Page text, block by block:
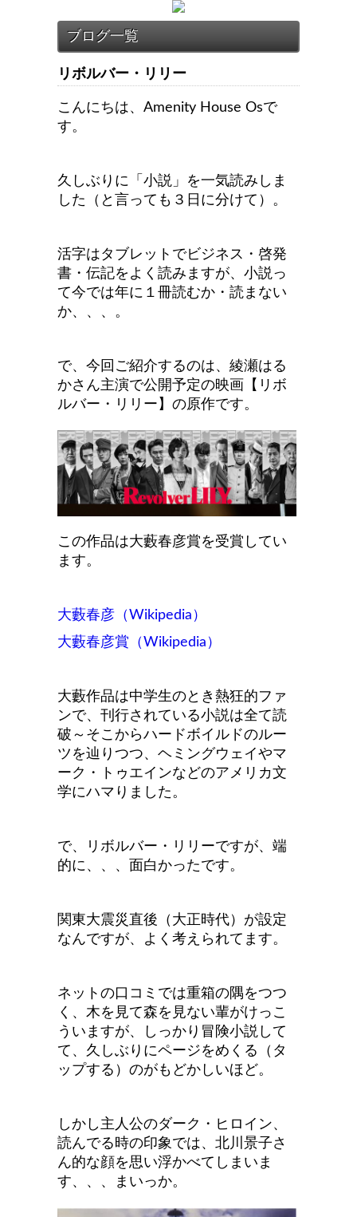
リボルバー・リリー
こんにちは、Amenity House Osで
す。
久しぶりに「小説」を一気読みしま
した（と言っても３日に分けて）。
活字はタブレットでビジネス・啓発
書・伝記をよく読みますが、小説っ
て今では年に１冊読むか・読まない
か、、、。
で、今回ご紹介するのは、綾瀬はる
かさん主演で公開予定の映画【リボ
ルバー・リリー】の原作です。
この作品は大藪春彦賞を受賞してい
ます。
大藪春彦（Wikipedia）
大藪春彦賞（Wikipedia）
大藪作品は中学生のとき熱狂的ファ
ンで、刊行されている小説は全て読
破～そこからハードボイルドのルー
ツを辿りつつ、ヘミングウェイやマ
ーク・トゥエインなどのアメリカ文
学にハマりました。
で、リボルバー・リリーですが、端
的に、、、面白かったです。
関東大震災直後（大正時代）が設定
なんですが、よく考えられてます。
ネットの口コミでは重箱の隅をつつ
く、木を見て森を見ない輩がけっこ
ういますが、しっかり冒険小説して
て、久しぶりにページをめくる（タ
ップする）のがもどかしいほど。
しかし主人公のダーク・ヒロイン、
読んでる時の印象では、北川景子さ
ん的な顔を思い浮かべてしまいま
す、、、まいっか。